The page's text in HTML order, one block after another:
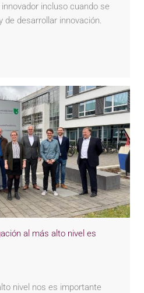
incluso cuando se
desarrollar innovación.
al más alto nivel es
nivel nos es importante